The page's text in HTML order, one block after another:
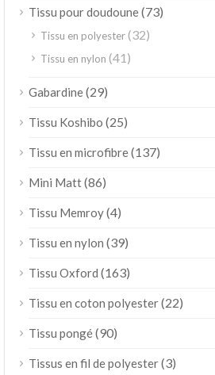
Tissu pour doudoune(73)
Tissu en polyester(32)
Tissu en nylon (41)
Gabardine(29)
Tissu Koshibo (25)
Tissu en microfibre(137)
Mini Matt(86)
Tissu Memroy(4)
Tissu en nylon (39)
Tissu Oxford (163)
Tissu en coton polyester(22)
Tissu pongé(90)
Tissus en fil de polyester(3)